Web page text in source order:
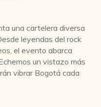
una cartelera diversa
leyendas del rock
el evento abarca
un vistazo más
vibrar Bogotá cada